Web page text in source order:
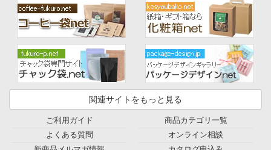
関連サイトをもっと見る
ご利用ガイド
よくある質問
商品カテゴリ一覧
オンライン相談